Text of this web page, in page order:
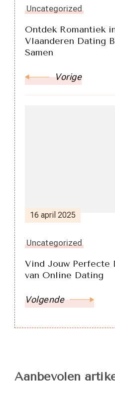
Uncategorized
Ontdek Romantiek
Vlaanderen Dating
Samen
Vorige
16 april 2025
Uncategorized
Vind Jouw Perfecte
van Online Dating
Volgende
Aanbevolen